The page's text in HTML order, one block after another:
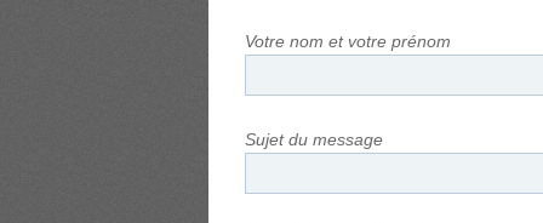
Votre nom et votre prénom
Sujet du message